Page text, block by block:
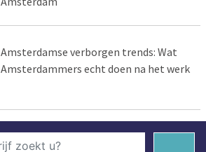
Amsterdamse verborgen trends: Wat
Amsterdammers echt doen na het werk